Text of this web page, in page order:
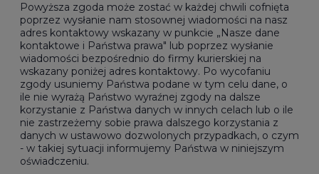
Powyższa zgoda może zostać w każdej chwili cofnięta
poprzez wysłanie nam stosownej wiadomości na nasz
adres kontaktowy wskazany w punkcie „Nasze dane
kontaktowe i Państwa prawa" lub poprzez wysłanie
wiadomości bezpośrednio do firmy kurierskiej na
wskazany poniżej adres kontaktowy. Po wycofaniu
zgody usuniemy Państwa podane w tym celu dane, o
ile nie wyrażą Państwo wyraźnej zgody na dalsze
korzystanie z Państwa danych w innych celach lub o ile
nie zastrzeżemy sobie prawa dalszego korzystania z
danych w ustawowo dozwolonych przypadkach, o czym
- w takiej sytuacji informujemy Państwa w niniejszym
oświadczeniu.